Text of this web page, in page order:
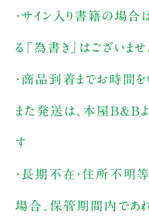
・サイン入り書籍の場
る「為書き」はございませ
・商品到着までお時間を
また発送は、本屋B&Bよ
す
・長期不在・住所不明
場合、保管期間内であ